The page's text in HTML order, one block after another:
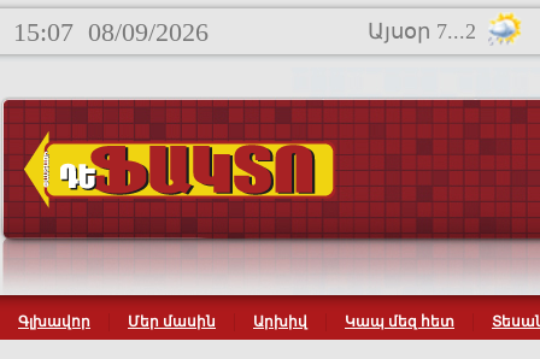
15:07 08/09/2026 Այսօր 7...2
Գլխավոր Մեր մասին Արխիվ Կապ մեզ հետ